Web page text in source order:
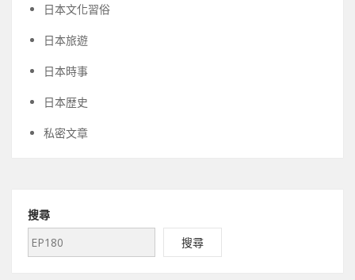
日本文化習俗
日本旅遊
日本時事
日本歴史
私密文章
搜尋
搜尋